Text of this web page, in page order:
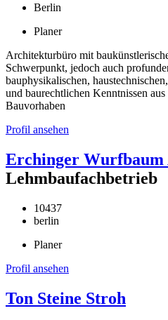
Berlin
Planer
Architekturbüro mit
Schwerpunkt, jedoch auch
bauphysikalischen,
und baurechtlichen Kenntnissen
Bauvorhaben
Profil ansehen
Erchinger Wurfbaum
Lehmbaufachbetrieb
10437
berlin
Planer
Profil ansehen
Ton Steine Stroh